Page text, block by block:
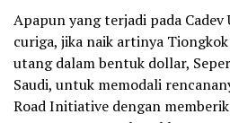
Apapun yang terjadi pada Cadev
curiga, jika naik artinya
utang dalam bentuk dollar,
Saudi, untuk memodali
Road Initiative dengan